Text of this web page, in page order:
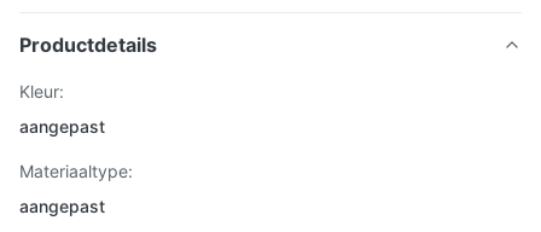
Productdetails
Kleur:
aangepast
Materiaaltype:
aangepast